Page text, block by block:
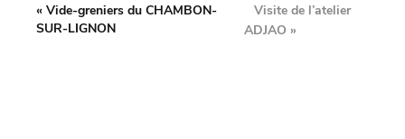
« Vide-greniers du CHAMBON-
SUR-LIGNON
Visite de l’atelier
ADJAO »